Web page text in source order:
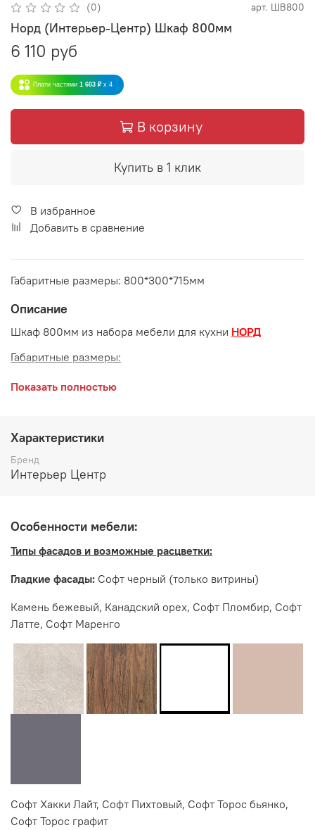
(0) арт. ШВ800
Норд (Интерьер-Центр) Шкаф 800мм
6 110 руб
Плати частями 1 603 ₽ x 4
В корзину
Купить в 1 клик
В избранное
Добавить в сравнение
Габаритные размеры: 800*300*715мм
Описание
Шкаф 800мм из набора мебели для кухни НОРД
Габаритные размеры:
длина 800 мм
высота 715 мм
Мебельная фабрика ИНТЕРЬЕР ЦЕНТР
Показать полностью
Характеристики
Бренд
Интерьер Центр
Особенности мебели:
Типы фасадов и возможные расцветки:
Гладкие фасады: Софт черный (только витрины)
Камень бежевый, Канадский орех, Софт Пломбир, Софт
Латте, Софт Маренго
Софт Хакки Лайт, Софт Пихтовый, Софт Торос бьянко,
Софт Торос графит